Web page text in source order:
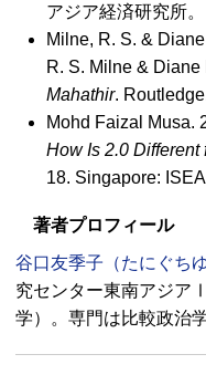
アジア経済研究所。
Milne, R. S. &
R. S. Milne & Diane
Mahathir.
Mohd Faizal Musa.
How Is 2.0 Different
18. Singapore:
著者プロフィール
谷口友季子（たにぐちゆ
究センター東南アジア
学）。専門は比較政治